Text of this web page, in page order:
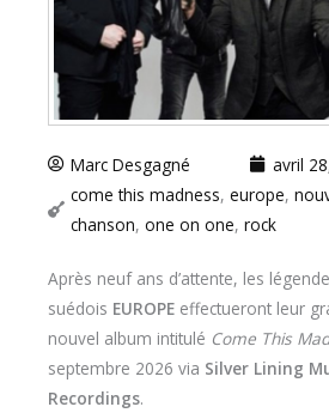
Marc Desgagné
avril
come this madness, europe,
chanson, one on one, rock
Après neuf ans d’attente, les
suédois EUROPE effectueront leur
nouvel album intitulé Come This
septembre 2026 via Silver Lining
Recordings.